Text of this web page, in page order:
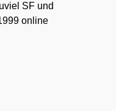
SF und
online